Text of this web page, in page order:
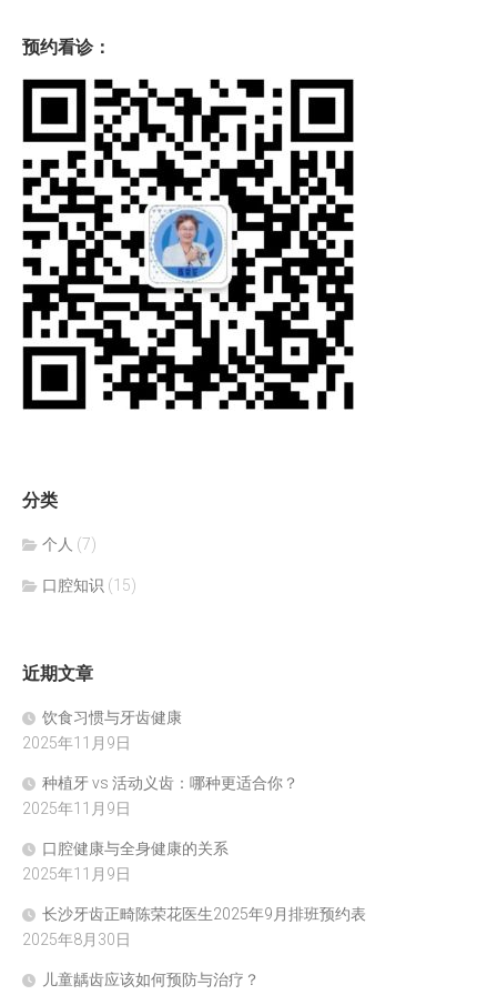
预约看诊：
分类
个人 (7)
口腔知识 (15)
近期文章
饮食习惯与牙齿健康
2025年11月9日
种植牙 vs 活动义齿：哪种更适合你？
2025年11月9日
口腔健康与全身健康的关系
2025年11月9日
长沙牙齿正畸陈荣花医生2025年9月排班预约表
2025年8月30日
儿童龋齿应该如何预防与治疗？